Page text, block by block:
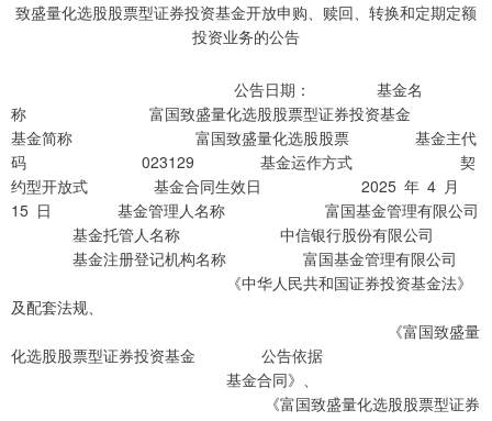
公告日期： 基金名
称 富国致盛量化选股股票型证券投资基金
基金简称 富国致盛量化选股股票 基金主代
码 023129 基金运作方式 契
约型开放式 基金合同生效日 2025 年 4 月
15 日 基金管理人名称 富国基金管理有限公司
基金托管人名称 中信银行股份有限公司
基金注册登记机构名称 富国基金管理有限公司
《中华人民共和国证券投资基金法》
及配套法规、
《富国致盛量
化选股股票型证券投资基金 公告依据
基金合同》、
《富国致盛量化选股股票型证券